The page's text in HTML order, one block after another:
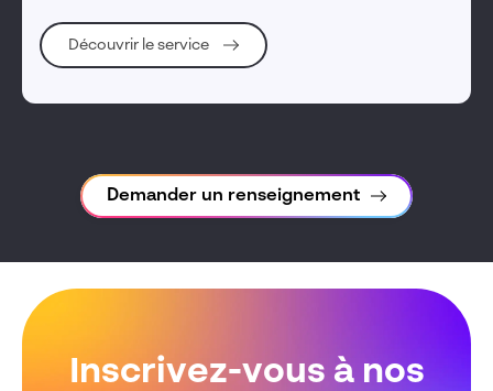
Découvrir le service
Demander un renseignement
Inscrivez-vous à nos